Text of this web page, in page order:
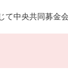
中央共同募金